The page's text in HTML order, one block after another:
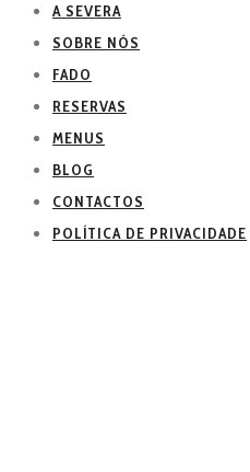
A SEVERA
SOBRE NÓS
FADO
RESERVAS
MENUS
BLOG
CONTACTOS
POLÍTICA DE PRIVACIDADE